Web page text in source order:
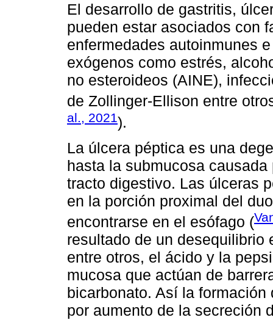
El desarrollo de gastritis,
pueden estar asociados con
enfermedades autoinmunes
exógenos como estrés,
no esteroideos (AINE),
de Zollinger-Ellison entre
al., 2021).
La úlcera péptica es una
hasta la submucosa
tracto digestivo. Las úlceras
en la porción proximal del
encontrarse en el esófago (
resultado de un desequilibrio
entre otros, el ácido y la
mucosa que actúan de
bicarbonato. Así la
por aumento de la secreción